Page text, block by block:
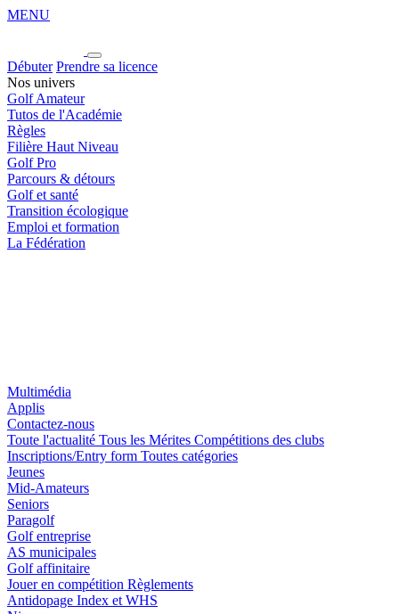
MENU
Débuter Prendre sa licence
Nos univers
Golf Amateur
Tutos de l'Académie
Règles
Filière Haut Niveau
Golf Pro
Parcours & détours
Golf et santé
Transition écologique
Emploi et formation
La Fédération
Multimédia
Applis
Contactez-nous
Toute l'actualité Tous les Mérites Compétitions des clubs
Inscriptions/Entry form Toutes catégories
Jeunes
Mid-Amateurs
Seniors
Paragolf
Golf entreprise
AS municipales
Golf affinitaire
Jouer en compétition Règlements
Antidopage Index et WHS